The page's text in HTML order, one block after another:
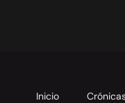
Inicio